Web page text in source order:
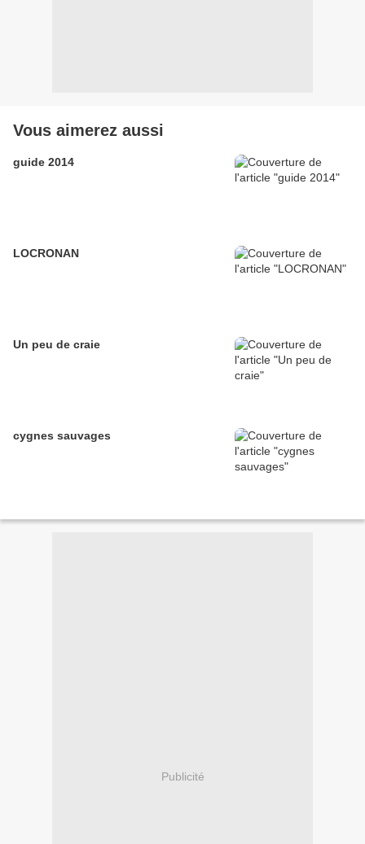
Vous aimerez aussi
guide 2014
LOCRONAN
Un peu de craie
cygnes sauvages
Publicité